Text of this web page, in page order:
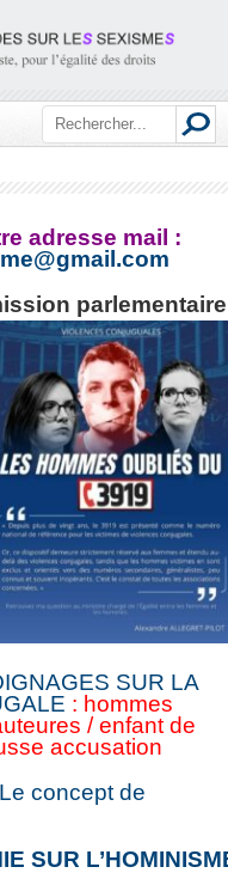
adresse mail :
parlementaire
SUR LA
: hommes
/ enfant de
accusation
Le concept de
SUR